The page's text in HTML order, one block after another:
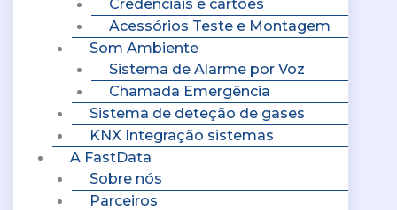
Credenciais e cartões
Acessórios Teste e Montagem
Som Ambiente
Sistema de Alarme por Voz
Chamada Emergência
Sistema de deteção de gases
KNX Integração sistemas
A FastData
Sobre nós
Parceiros